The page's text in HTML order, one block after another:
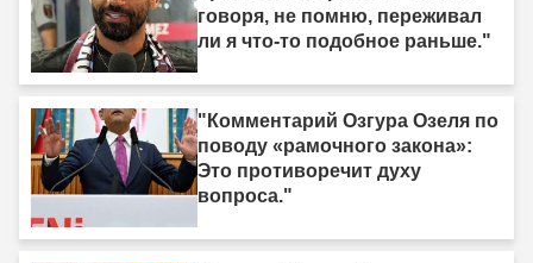
говоря, не помню, переживал
ли я что-то подобное раньше."
"Комментарий Озгура Озеля по
поводу «рамочного закона»:
Это противоречит духу
вопроса."